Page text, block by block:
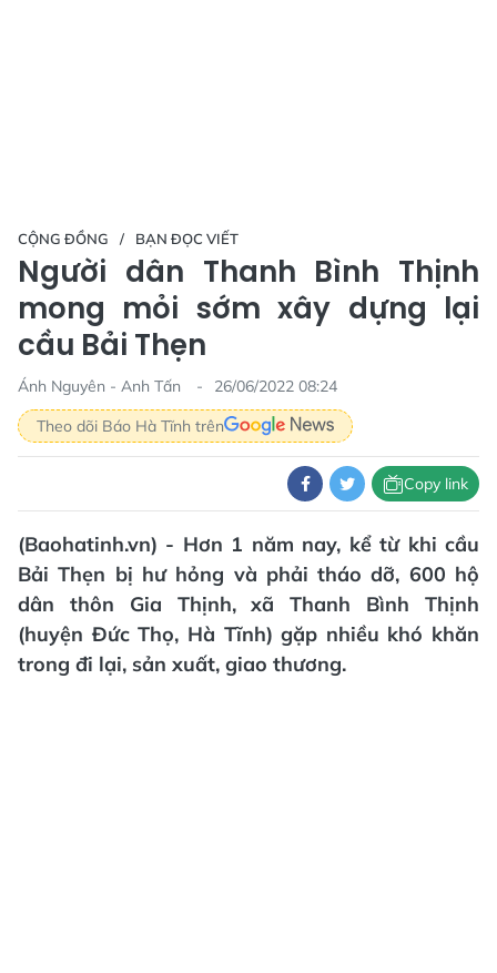
CỘNG ĐỒNG BẠN ĐỌC VIẾT
Người dân Thanh Bình Thịnh
mong mỏi sớm xây dựng lại
cầu Bải Thẹn
Ánh Nguyên - Anh Tấn
26/06/2022 08:24
Theo dõi Báo Hà Tĩnh trên
Copy link
(Baohatinh.vn) - Hơn 1 năm nay, kể từ khi cầu
Bải Thẹn bị hư hỏng và phải tháo dỡ, 600 hộ
dân thôn Gia Thịnh, xã Thanh Bình Thịnh
(huyện Đức Thọ, Hà Tĩnh) gặp nhiều khó khăn
trong đi lại, sản xuất, giao thương.